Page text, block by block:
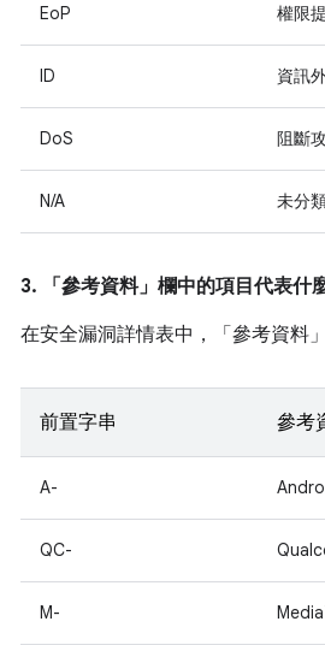
EoP 權限
ID 資訊
DoS 阻斷
N/A 未分
3. 「參考資料」 欄中的項目代表什
在安全漏洞詳情表中，「參考資料」
前置字串 參考
A-
QC-
M-